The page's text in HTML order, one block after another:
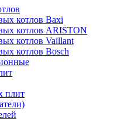
котлов Baxi
котлов ARISTON
котлов Vaillant
котлов Bosch
плит